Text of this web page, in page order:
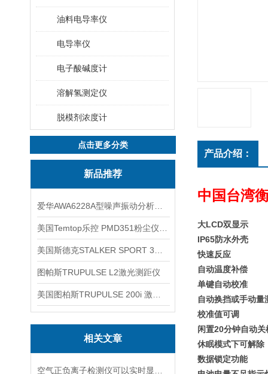
油料电导率仪
电导率仪
电子酸碱度计
溶解氢测定仪
脱模剂浓度计
点击更多分类
新品推荐
图帕斯TRUPULSE L2激光测距仪
相关文章
产品介绍：
中国台湾
大LCD双显示
IP65防水外壳
快速反应
自动温度补偿
单键自动校准
自动换挡或手动量
校准值可调
闲置20分钟自动关
休眠模式下可解除
数据锁定功能